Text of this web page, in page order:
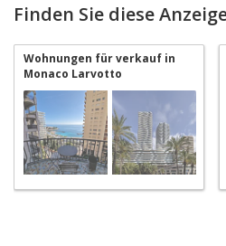
Finden Sie diese
Wohnungen für verkauf in
Monaco Larvotto